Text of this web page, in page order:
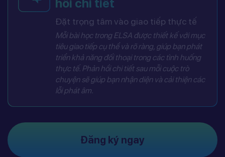
hồi chi tiết
Đặt trọng tâm vào giao tiếp thực tế
Mỗi bài học trong ELSA được thiết kế với mục
tiêu giao tiếp cụ thể và rõ ràng, giúp bạn phát
triển khả năng đối thoại trong các tình huống
thực tế. Phản hồi chi tiết sau mỗi cuộc trò
chuyện sẽ giúp bạn nhận diện và cải thiện các
lỗi phát âm.
Đăng ký ngay